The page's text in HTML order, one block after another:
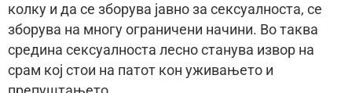
колку и да се зборува јавно за сексуалноста, се
зборува на многу ограничени начини. Во таква
средина сексуалноста лесно станува извор на
срам кој стои на патот кон уживањето и